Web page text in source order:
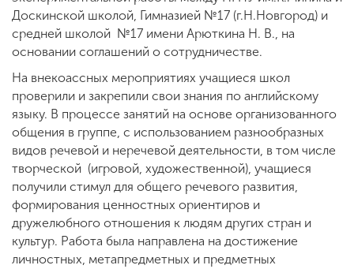
Доскинской школой, Гимназией №17 (г.Н.Новгород) и
средней школой №17 имени Арюткина Н. В., на
основании соглашений о сотрудничестве.
На внекоассных мероприятиях учащиеся школ
проверили и закрепили свои знания по английскому
языку. В процессе занятий на основе организованного
общения в группе, с использованием разнообразных
видов речевой и неречевой деятельности, в том числе
творческой (игровой, художественной), учащиеся
получили стимул для общего речевого развития,
формирования ценностных ориентиров и
дружелюбного отношения к людям других стран и
культур. Работа была направлена на достижение
личностных, метапредметных и предметных